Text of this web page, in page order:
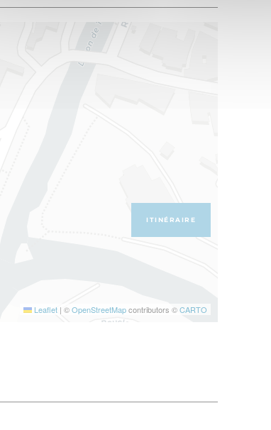
Leaflet | ©OpenStreetMapcontributors ©CARTO
ITINÉRAIRE